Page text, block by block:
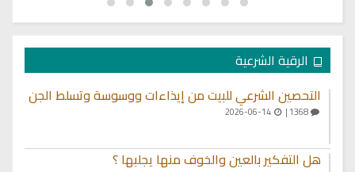
الرقية الشرعية
التحصين الشرعي للبيت من إيذاءات ووسوسة وتسلط الجن
1368 |
2026-06-14
هل التفكير بالعين والخوف منها يجلبها ؟